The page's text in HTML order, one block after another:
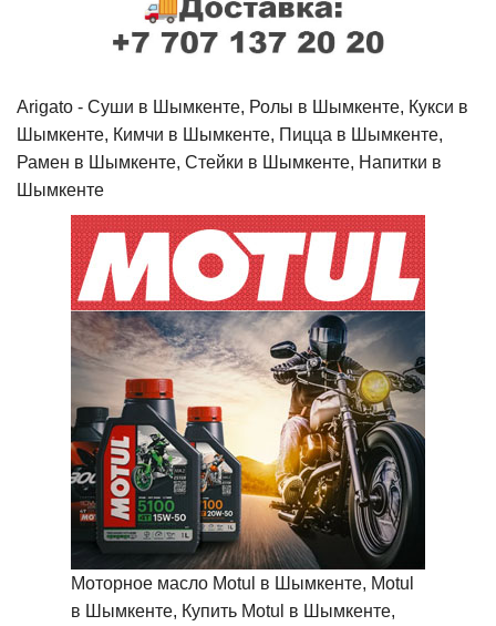
Arigato - Cуши в Шымкенте, Ролы в Шымкенте, Кукси в
Шымкенте, Кимчи в Шымкенте, Пицца в Шымкенте,
Рамен в Шымкенте, Стейки в Шымкенте, Напитки в
Шымкенте
Моторное масло Motul в Шымкенте, Motul
в Шымкенте, Купить Motul в Шымкенте,